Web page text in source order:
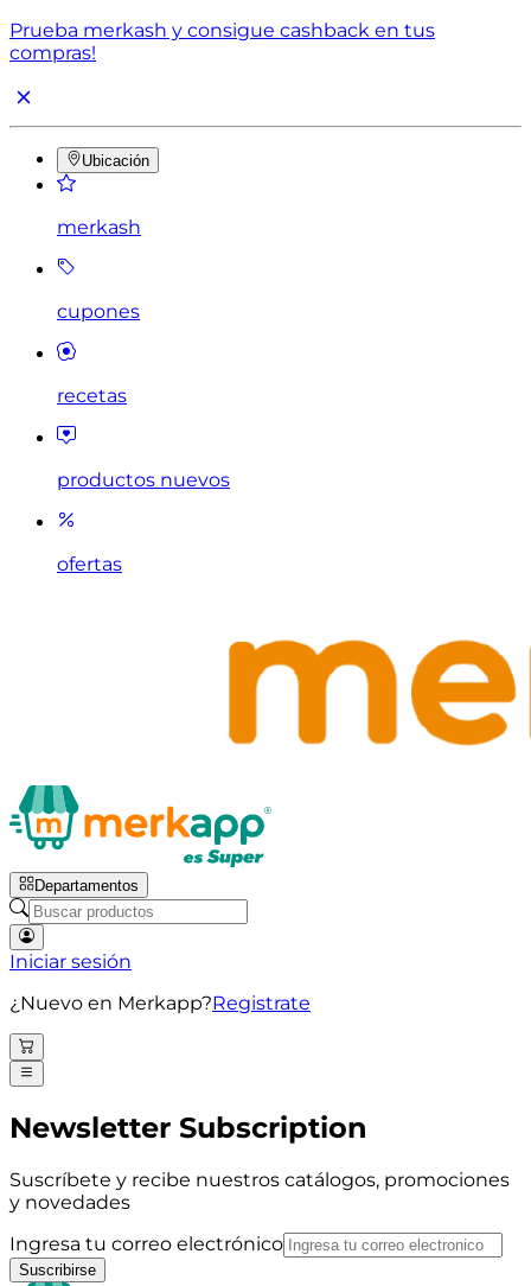
Prueba merkash y consigue cashback en tus
compras!
Ubicación
merkash
cupones
recetas
productos nuevos
ofertas
Departamentos
Iniciar sesión
¿Nuevo en Merkapp?Registrate
Newsletter Subscription
Suscríbete y recibe nuestros catálogos, promociones
y novedades
Ingresa tu correo electrónico
Suscribirse